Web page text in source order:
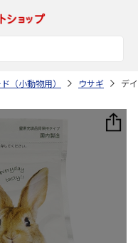
（小動物用） ウサギ デ